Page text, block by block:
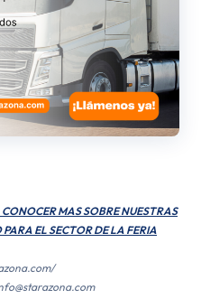
MAS SOBRE NUESTRAS
EL SECTOR DE LA FERIA